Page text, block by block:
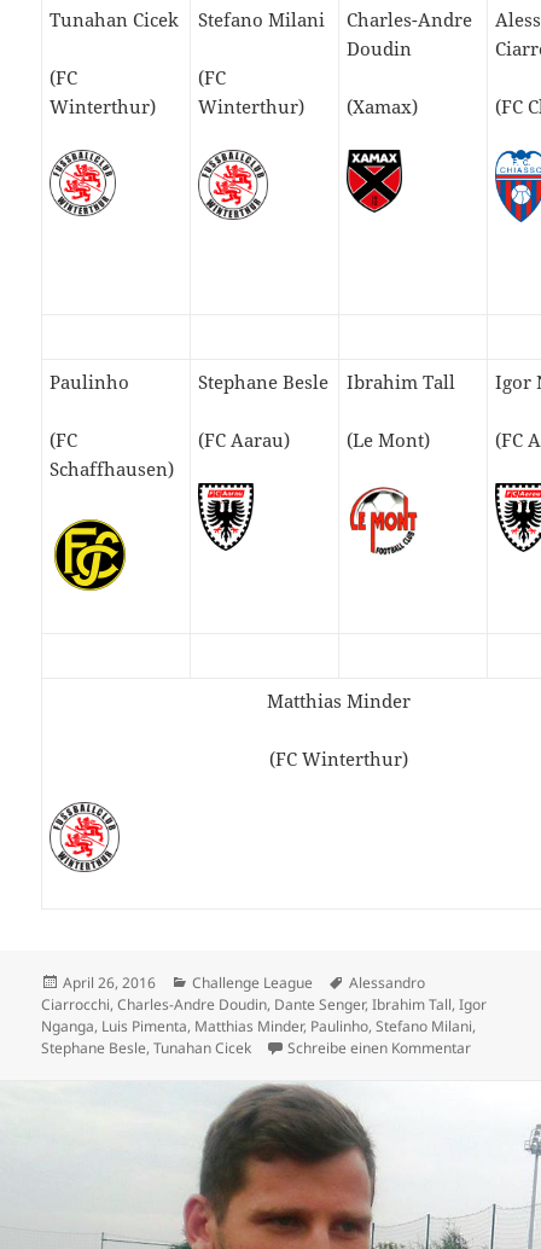
Tunahan Cicek
(FC
Winterthur)
Stefano Milani
(FC
Winterthur)
Charles-Andre
Doudin
(Xamax) (FC
Paulinho
(FC
Schaffhausen)
Stephane Besle
(FC Aarau)
Ibrahim Tall
(Le Mont)
Igor
(FC
Matthias Minder
(FC Winterthur)
Veröffentlicht
am
April 26, 2016 Kategorien
Challenge League Schlagwörter
Alessandro
Ciarrocchi,Charles-Andre Doudin, Dante Senger,Ibrahim Tall,Igor
Nganga, Luis Pimenta, Matthias Minder, Paulinho,Stefano Milani,
Stephane Besle,Tunahan Cicek Schreibe einen Kommentarzu Xamax